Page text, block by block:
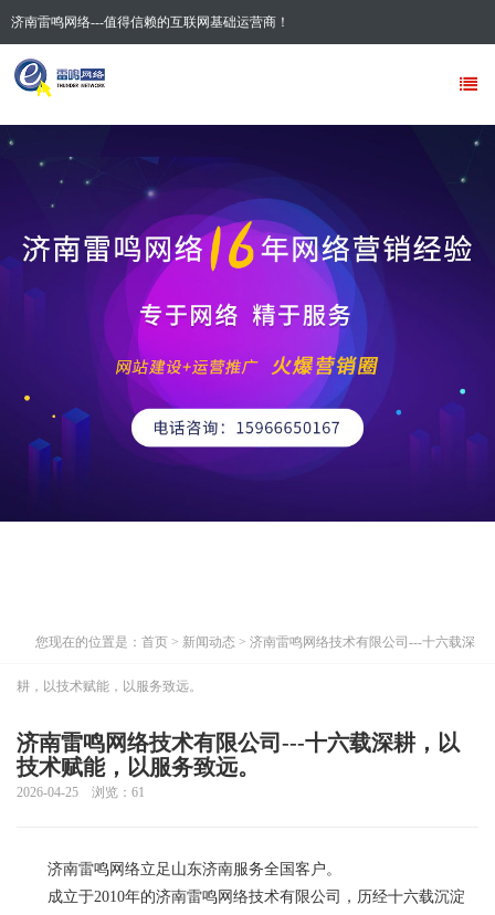
济南雷鸣网络---值得信赖的互联网基础运营商！
您现在的位置是： 首页 > 新闻动态 > 济南雷鸣网络技术有限公司---十六载深
耕，以技术赋能，以服务致远。
济南雷鸣网络技术有限公司---十六载深耕，以
技术赋能，以服务致远。
2026-04-25 浏览： 61
济南雷鸣网络立足山东济南服务全国客户。
成立于2010年的济南雷鸣网络技术有限公司，历经十六载沉淀